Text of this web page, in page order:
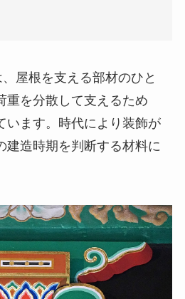
屋根を支える部材のひと
重を分散して支えるため
います。時代により装飾が
建造時期を判断する材料に